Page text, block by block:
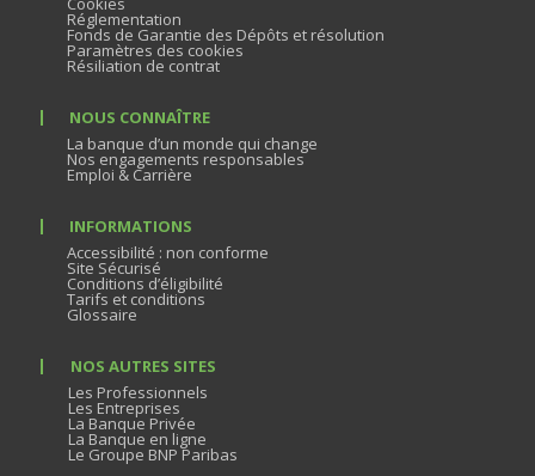
Réglementation
Fonds de Garantie des Dépôts et résolution
Paramètres des cookies
Résiliation de contrat
NOUS CONNAÎTRE
La banque d’un monde qui change
Nos engagements responsables
Emploi & Carrière
INFORMATIONS
Accessibilité : non conforme
Site Sécurisé
Conditions d’éligibilité
Tarifs et conditions
Glossaire
NOS AUTRES SITES
Les Professionnels
Les Entreprises
La Banque Privée
La Banque en ligne
Le Groupe BNP Paribas